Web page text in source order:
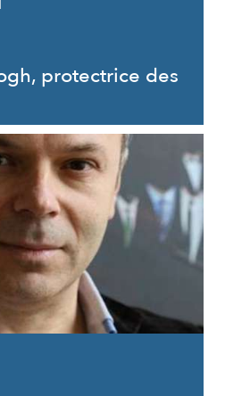
protectrice des